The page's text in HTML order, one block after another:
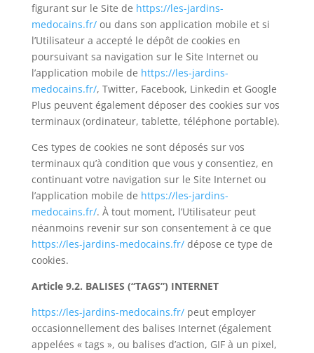
figurant sur le Site de https://les-jardins-
medocains.fr/ou dans son application mobile et si
l’Utilisateur a accepté le dépôt de cookies en
poursuivant sa navigation sur le Site Internet ou
l’application mobile de https://les-jardins-
medocains.fr/, Twitter, Facebook, Linkedin et Google
Plus peuvent également déposer des cookies sur vos
terminaux (ordinateur, tablette, téléphone portable).
Ces types de cookies ne sont déposés sur vos
terminaux qu’à condition que vous y consentiez, en
continuant votre navigation sur le Site Internet ou
l’application mobile de https://les-jardins-
medocains.fr/. À tout moment, l’Utilisateur peut
néanmoins revenir sur son consentement à ce que
https://les-jardins-medocains.fr/dépose ce type de
cookies.
Article 9.2. BALISES (“TAGS”) INTERNET
https://les-jardins-medocains.fr/peut employer
occasionnellement des balises Internet (également
appelées « tags », ou balises d’action, GIF à un pixel,